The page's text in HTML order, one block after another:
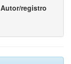
Autor/registro